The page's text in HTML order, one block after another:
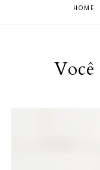
HOME
Você